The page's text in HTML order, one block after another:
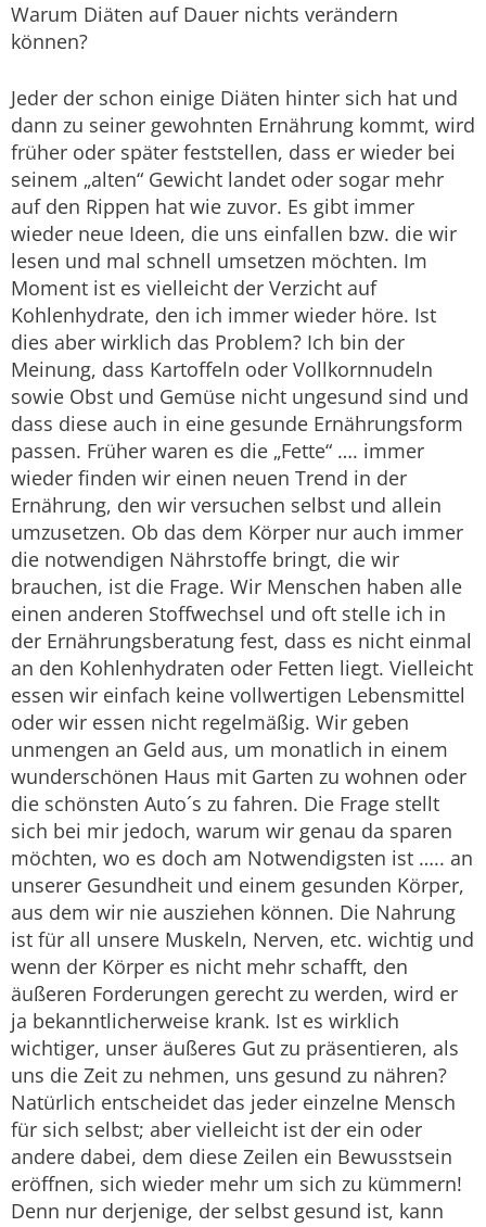
Warum Diäten auf Dauer nichts verändern
können?
Jeder der schon einige Diäten hinter sich hat und
dann zu seiner gewohnten Ernährung kommt, wird
früher oder später feststellen, dass er wieder bei
seinem „alten“ Gewicht landet oder sogar mehr
auf den Rippen hat wie zuvor. Es gibt immer
wieder neue Ideen, die uns einfallen bzw. die wir
lesen und mal schnell umsetzen möchten. Im
Moment ist es vielleicht der Verzicht auf
Kohlenhydrate, den ich immer wieder höre. Ist
dies aber wirklich das Problem? Ich bin der
Meinung, dass Kartoffeln oder Vollkornnudeln
sowie Obst und Gemüse nicht ungesund sind und
dass diese auch in eine gesunde Ernährungsform
passen. Früher waren es die „Fette“ …. immer
wieder finden wir einen neuen Trend in der
Ernährung, den wir versuchen selbst und allein
umzusetzen. Ob das dem Körper nur auch immer
die notwendigen Nährstoffe bringt, die wir
brauchen, ist die Frage. Wir Menschen haben alle
einen anderen Stoffwechsel und oft stelle ich in
der Ernährungsberatung fest, dass es nicht einmal
an den Kohlenhydraten oder Fetten liegt. Vielleicht
essen wir einfach keine vollwertigen Lebensmittel
oder wir essen nicht regelmäßig. Wir geben
unmengen an Geld aus, um monatlich in einem
wunderschönen Haus mit Garten zu wohnen oder
die schönsten Auto´s zu fahren. Die Frage stellt
sich bei mir jedoch, warum wir genau da sparen
möchten, wo es doch am Notwendigsten ist ….. an
unserer Gesundheit und einem gesunden Körper,
aus dem wir nie ausziehen können. Die Nahrung
ist für all unsere Muskeln, Nerven, etc. wichtig und
wenn der Körper es nicht mehr schafft, den
äußeren Forderungen gerecht zu werden, wird er
ja bekanntlicherweise krank. Ist es wirklich
wichtiger, unser äußeres Gut zu präsentieren, als
uns die Zeit zu nehmen, uns gesund zu nähren?
Natürlich entscheidet das jeder einzelne Mensch
für sich selbst; aber vielleicht ist der ein oder
andere dabei, dem diese Zeilen ein Bewusstsein
eröffnen, sich wieder mehr um sich zu kümmern!
Denn nur derjenige, der selbst gesund ist, kann